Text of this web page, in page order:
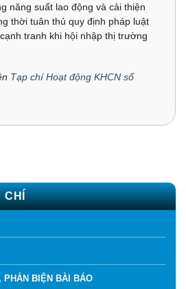
năng suất lao động và cải thiện
thời tuân thủ quy định pháp luật
tranh khi hội nhập thị trường
Tạp chí Hoạt động KHCN số
CHÍ
PHẢN BIỆN BÀI BÁO